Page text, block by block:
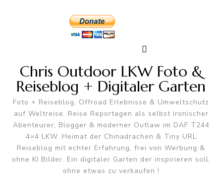
Chris Outdoor LKW Foto &
Reiseblog + Digitaler Garten
Foto + Reiseblog, Offroad Erlebnisse & Umweltschutz
auf Weltreise. Reise Reportagen als selbst ironischer
Abenteurer, Blogger & moderner Outlaw im DAF T244
4×4 LKW. Heimat der Chinadrachen & Tiny URL
Reiseblog mit echter Erfahrung, frei von Werbung &
ohne KI Bilder. Ein digitaler Garten der inspirieren soll,
ohne etwas zu verkaufen !